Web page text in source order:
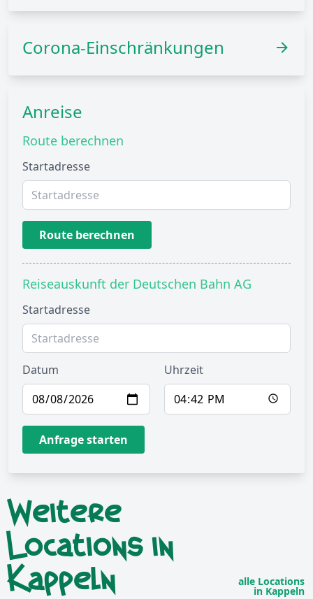
Corona-Einschränkungen
Anreise
Route berechnen
Startadresse
Route berechnen
Reiseauskunft der Deutschen Bahn AG
Startadresse
Datum Uhrzeit
Anfrage starten
Weitere
Locations in
Kappeln
alle Locations
in Kappeln